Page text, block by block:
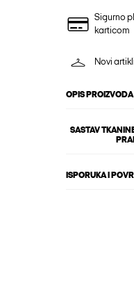
Sigurno
karticom
Novi
OPIS PROIZVODA
SASTAV
ISPORUKA I